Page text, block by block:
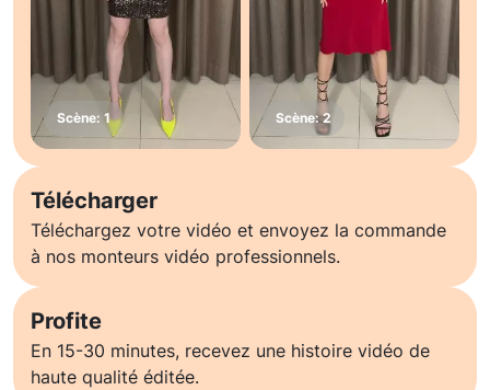
Télécharger
Téléchargez votre vidéo et envoyez la commande
à nos monteurs vidéo professionnels.
Profite
En 15-30 minutes, recevez une histoire vidéo de
haute qualité éditée.